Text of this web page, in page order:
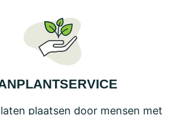
plaatsen door mensen met